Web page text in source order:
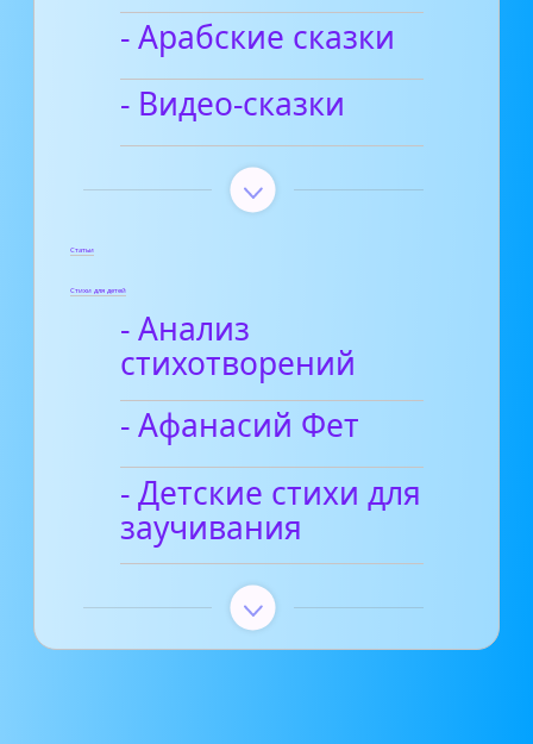
- Арабские сказки
- Видео-сказки
Статьи
Стихи для детей
- Анализ
стихотворений
- Афанасий Фет
- Детские стихи для
заучивания